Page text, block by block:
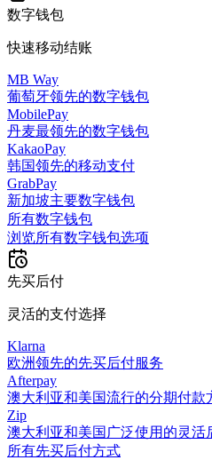
数字钱包
快速移动结账
MB Way
葡萄牙领先的数字钱包
MobilePay
丹麦最领先的数字钱包
KakaoPay
韩国领先的移动支付
GrabPay
新加坡主要数字钱包
所有数字钱包
浏览所有数字钱包选项
先买后付
灵活的支付选择
Klarna
欧洲领先的先买后付服务
Afterpay
澳大利亚和美国流行的分期付款
Zip
澳大利亚和美国广泛使用的灵活
所有先买后付方式